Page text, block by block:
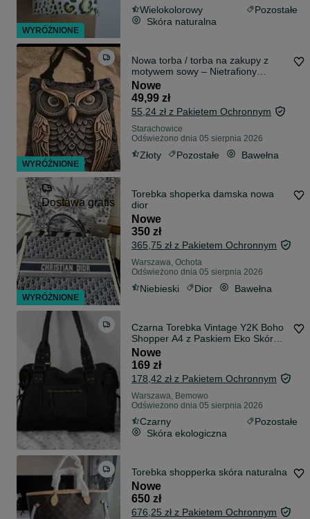
Wielokolorowy
Pozostałe
Skóra naturalna
Nowa torba / torba na zakupy z
motywem sowy – Nietrafiony
prezent! NOWA
Nowe
49,99 zł
55,24 zł z Pakietem Ochronnym
Starachowice
Odświeżono dnia 05 sierpnia 2026
Złoty Pozostałe Bawełna
Dostawa gratis
Torebka shoperka damska nowa
dior
Nowe
350 zł
365,75 zł z Pakietem Ochronnym
Warszawa, Ochota
Odświeżono dnia 05 sierpnia 2026
Niebieski Dior Bawełna
Czarna Torebka Vintage Y2K Boho
Shopper A4 z Paskiem Eko Skóra
na co dzień duża pojemna do
szkoły do pracy na zamek citybag
avantgarde torebka bag
Nowe
169 zł
178,42 zł z Pakietem Ochronnym
Warszawa, Bemowo
Odświeżono dnia 05 sierpnia 2026
Czarny
Pozostałe
Skóra ekologiczna
Torebka shopperka skóra naturalna
Nowe
650 zł
676,25 zł z Pakietem Ochronnym
WYRÓŻNIONE
WYRÓŻNIONE
WYRÓŻNIONE